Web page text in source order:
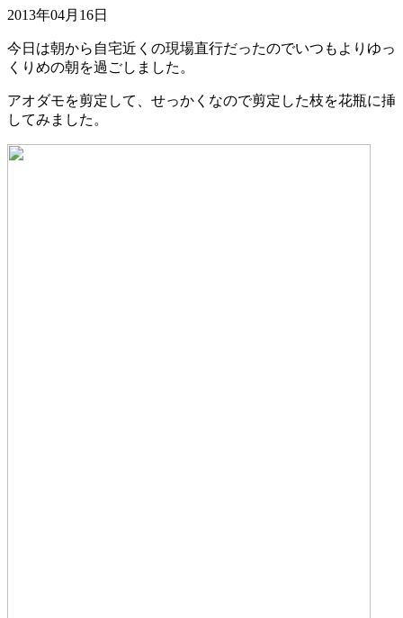
2013年04月16日
今日は朝から自宅近くの現場直行だったのでいつもよりゆっ
くりめの朝を過ごしました。
アオダモを剪定して、せっかくなので剪定した枝を花瓶に挿
してみました。